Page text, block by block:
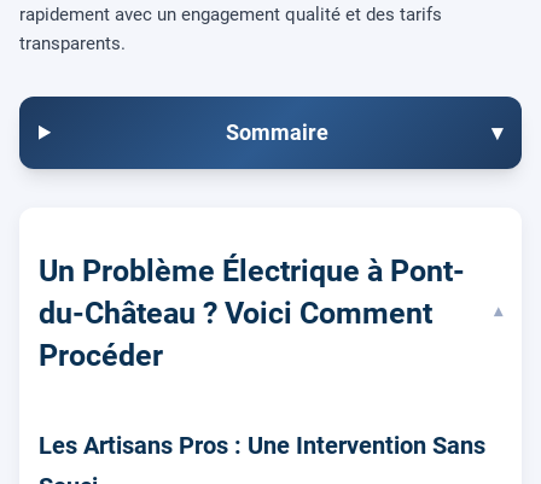
rapidement avec un engagement qualité et des tarifs
transparents.
Sommaire ▾
Un Problème Électrique à Pont-
du-Château ? Voici Comment
Procéder
▾
Les Artisans Pros : Une Intervention Sans